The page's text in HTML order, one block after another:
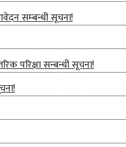
सम्‍बन्धी सूचना!
परिक्षा सन्बन्धी सूचना!